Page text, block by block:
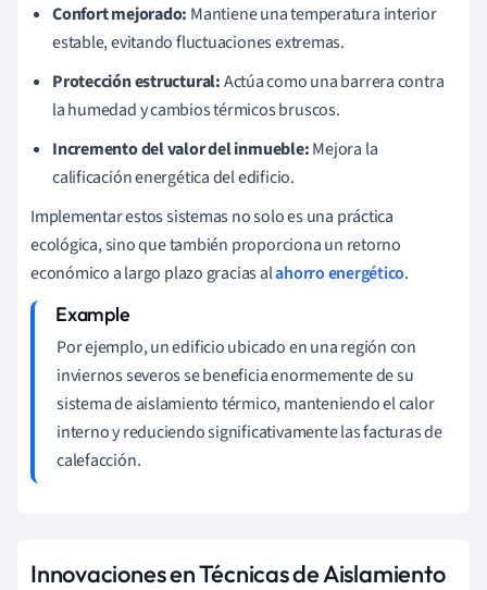
Confort mejorado: Mantiene una temperatura interior
estable, evitando fluctuaciones extremas.
Protección estructural:Actúa como una barrera contra
la humedad y cambios térmicos bruscos.
Incremento del valor del inmueble:Mejora la
calificación energética del edificio.
Implementar estos sistemas no solo es una práctica
ecológica, sino que también proporciona un retorno
económico a largo plazo gracias alahorro energético.
Por ejemplo, un edificio ubicado en una región con
inviernos severos se beneficia enormemente de su
sistema de aislamiento térmico, manteniendo el calor
interno y reduciendo significativamente las facturas de
calefacción.
Innovaciones en Técnicas de Aislamiento